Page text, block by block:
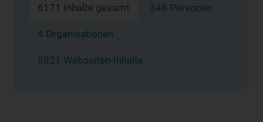
6171 Inhalte gesamt 346 Personen
4 Organisationen
5821 Webseiten-Inhalte